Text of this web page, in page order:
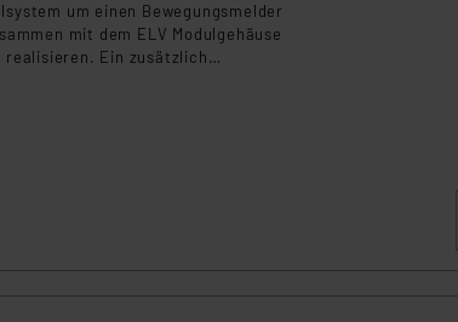
um einen Bewegungsmelder
mit dem ELV Modulgehäuse
realisieren. Ein zusätzlich